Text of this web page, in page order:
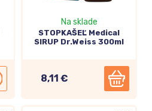
Na sklade
STOPKAŠEĽ Medical
SIRUP Dr.Weiss 300ml
8,11 €